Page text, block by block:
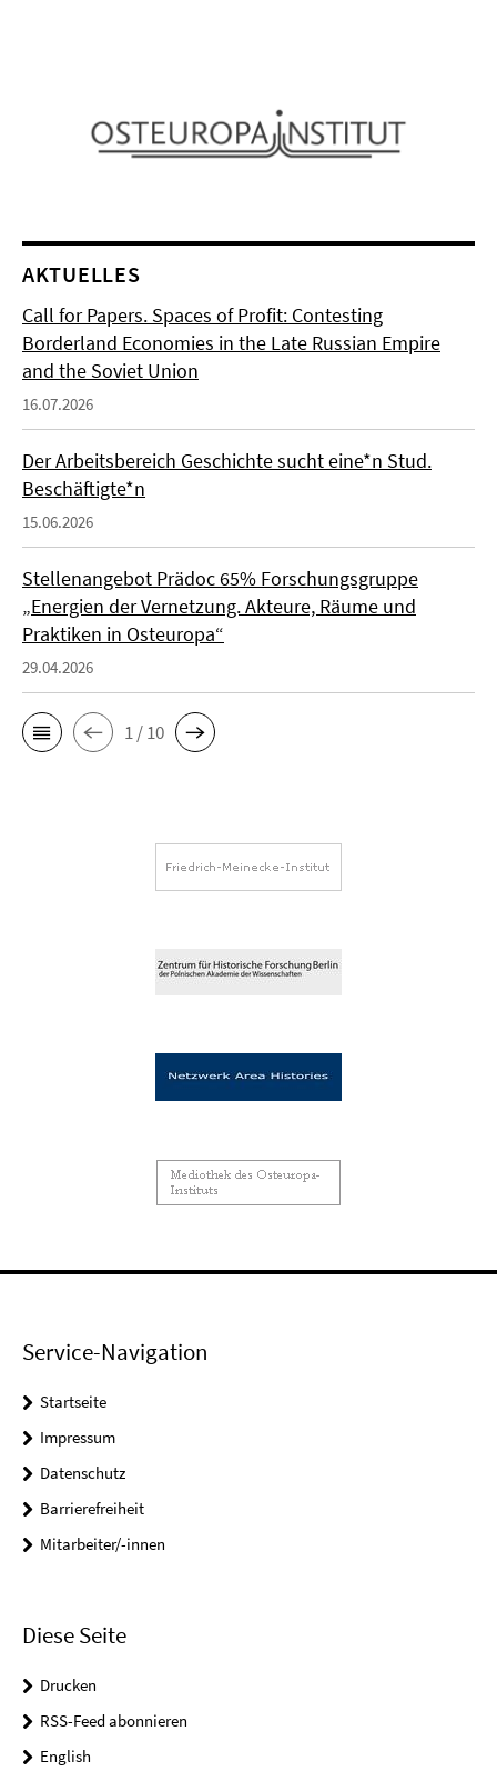
AKTUELLES
Call for Papers. Spaces of Profit: Contesting
Borderland Economies in the Late Russian Empire
and the Soviet Union
16.07.2026
Der Arbeitsbereich Geschichte sucht eine*n Stud.
Beschäftigte*n
15.06.2026
Stellenangebot Prädoc 65% Forschungsgruppe
„Energien der Vernetzung. Akteure, Räume und
Praktiken in Osteuropa“
29.04.2026
1 / 10
Service-Navigation
Startseite
Impressum
Datenschutz
Barrierefreiheit
Mitarbeiter/-innen
Diese Seite
Drucken
RSS-Feed abonnieren
English